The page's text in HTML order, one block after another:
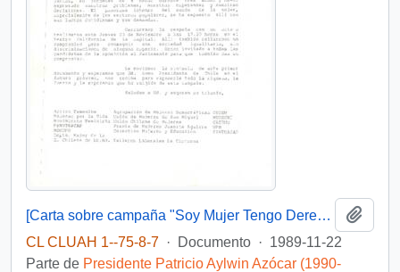
[Carta sobre campaña "Soy Mujer Tengo Derecho"]
CL CLUAH 1--75-8-7 · Documento · 1989-11-22
Parte de Presidente Patricio Aylwin Azócar (1990-